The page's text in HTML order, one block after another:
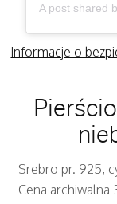
Informacje o
Srebro pr. 925,
Cena archiwalna